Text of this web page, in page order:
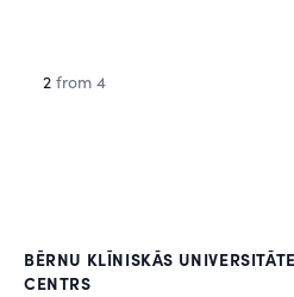
2 from 4
BĒRNU KLĪNISKĀS
CENTRS